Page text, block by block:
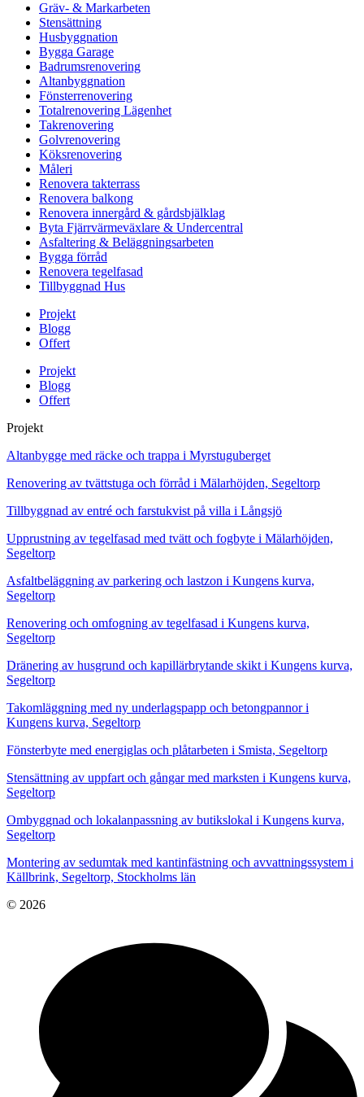
Gräv- & Markarbeten
Stensättning
Husbyggnation
Bygga Garage
Badrumsrenovering
Altanbyggnation
Fönsterrenovering
Totalrenovering Lägenhet
Takrenovering
Golvrenovering
Köksrenovering
Måleri
Renovera takterrass
Renovera balkong
Renovera innergård & gårdsbjälklag
Byta Fjärrvärmeväxlare & Undercentral
Asfaltering & Beläggningsarbeten
Bygga förråd
Renovera tegelfasad
Tillbyggnad Hus
Projekt
Blogg
Offert
Projekt
Blogg
Offert
Projekt
Altanbygge med räcke och trappa i Myrstuguberget
Renovering av tvättstuga och förråd i Mälarhöjden, Segeltorp
Tillbyggnad av entré och farstukvist på villa i Långsjö
Upprustning av tegelfasad med tvätt och fogbyte i Mälarhöjden,
Segeltorp
Asfaltbeläggning av parkering och lastzon i Kungens kurva,
Segeltorp
Renovering och omfogning av tegelfasad i Kungens kurva,
Segeltorp
Dränering av husgrund och kapillärbrytande skikt i Kungens kurva,
Segeltorp
Takomläggning med ny underlagspapp och betongpannor i
Kungens kurva, Segeltorp
Fönsterbyte med energiglas och plåtarbeten i Smista, Segeltorp
Stensättning av uppfart och gångar med marksten i Kungens kurva,
Segeltorp
Ombyggnad och lokalanpassning av butikslokal i Kungens kurva,
Segeltorp
Montering av sedumtak med kantinfästning och avvattningssystem i
Källbrink, Segeltorp, Stockholms län
© 2026